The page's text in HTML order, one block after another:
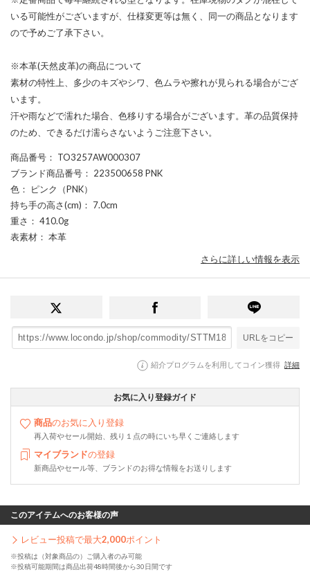
いる可能性がございますが、仕様変更等は無く、同一の商品となります
ので予めご了承下さい。
※本革(天然皮革)の商品について
素材の特性上、多少のキズやシワ、色ムラや擦れが見られる場合がござ
います。
汗や雨などで濡れた場合、色移りする場合がございます。革の品質保持
のため、できるだけ濡らさないようご注意下さい。
商品番号 ： TO3257AW000307
ブランド商品番号 ： 223500658 PNK
色 ： ピンク（PNK）
持ち手の高さ(cm) ： 7.0cm
重さ ： 410.0g
表素材 ： 本革
さらに詳しい情報を表示
URLをコピー
紹介プログラムを利用してコイン獲得 詳細
お気に入り登録ガイド
商品のお気に入り登録
再入荷やセール開始、残り１点の時にいち早くご連絡します
マイブランドの登録
新商品やセール等、ブランドのお得な情報をお送りします
このアイテムへのお客様の声
レビュー投稿で最大2,000ポイント
※投稿は（対象商品の）ご購入者のみ可能
※投稿可能期間は商品出荷48時間後から30日間です